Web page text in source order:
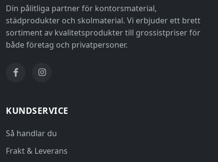
Din pålitliga partner för kontorsmaterial,
städprodukter och skolmaterial. Vi erbjuder ett brett
sortiment av kvalitetsprodukter till grossistpriser för
både företag och privatpersoner.
KUNDSERVICE
Så handlar du
Frakt & Leverans